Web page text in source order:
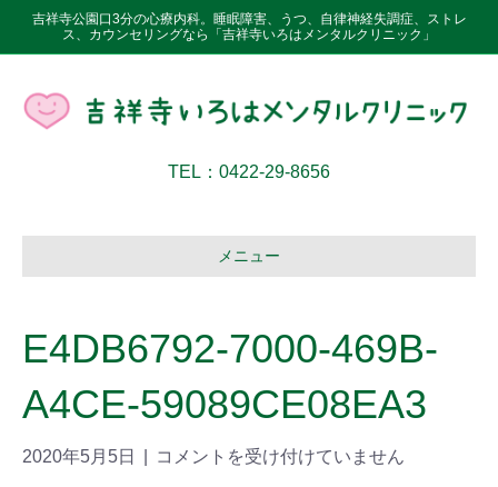
吉祥寺公園口3分の心療内科。睡眠障害、うつ、自律神経失調症、ストレ
ス、カウンセリングなら「吉祥寺いろはメンタルクリニック」
TEL：0422-29-8656
メニュー
E4DB6792-7000-469B-
A4CE-59089CE08EA3
2020年5月5日 コメントを受け付けていません